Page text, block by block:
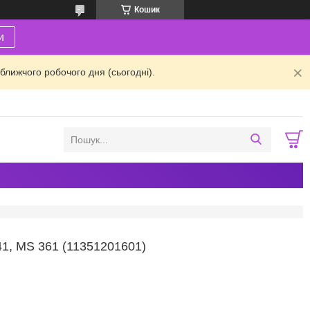
Кошик
робочого дня (сьогодні).
361 (11351201601)